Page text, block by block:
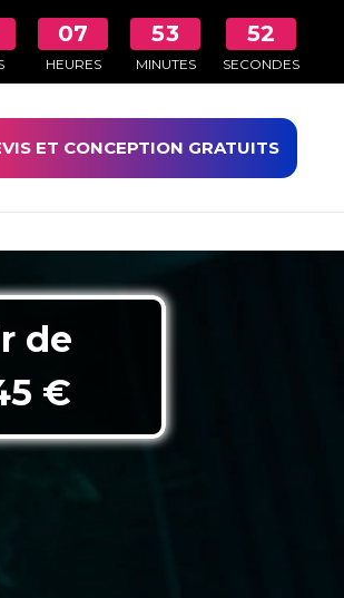
07
HEURES
53
MINUTES
50
SECONDES
ET CONCEPTION GRATUITS
de
initial était :
€